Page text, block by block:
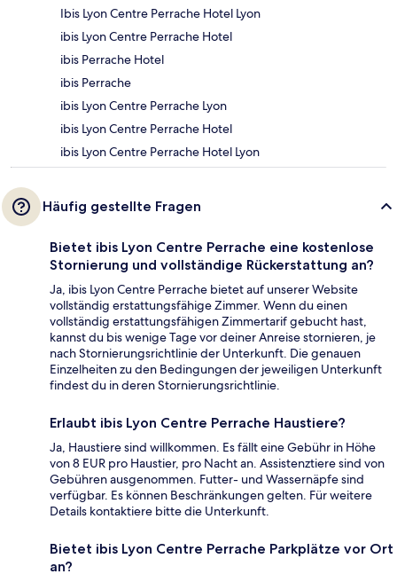
Ibis Lyon Centre Perrache Hotel Lyon
ibis Lyon Centre Perrache Hotel
ibis Perrache Hotel
ibis Perrache
ibis Lyon Centre Perrache Lyon
ibis Lyon Centre Perrache Hotel
ibis Lyon Centre Perrache Hotel Lyon
Häufig gestellte Fragen
Bietet ibis Lyon Centre Perrache eine kostenlose
Stornierung und vollständige Rückerstattung an?
Ja, ibis Lyon Centre Perrache bietet auf unserer Website
vollständig erstattungsfähige Zimmer. Wenn du einen
vollständig erstattungsfähigen Zimmertarif gebucht hast,
kannst du bis wenige Tage vor deiner Anreise stornieren, je
nach Stornierungsrichtlinie der Unterkunft. Die genauen
Einzelheiten zu den Bedingungen der jeweiligen Unterkunft
findest du in deren Stornierungsrichtlinie.
Erlaubt ibis Lyon Centre Perrache Haustiere?
Ja, Haustiere sind willkommen. Es fällt eine Gebühr in Höhe
von 8 EUR pro Haustier, pro Nacht an. Assistenztiere sind von
Gebühren ausgenommen. Futter- und Wassernäpfe sind
verfügbar. Es können Beschränkungen gelten. Für weitere
Details kontaktiere bitte die Unterkunft.
Bietet ibis Lyon Centre Perrache Parkplätze vor Ort
an?